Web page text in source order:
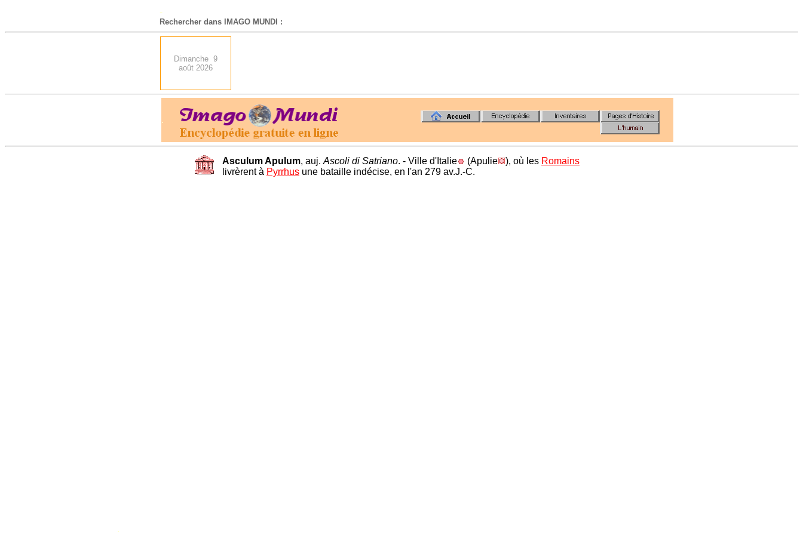
-
Rechercher dans IMAGO MUNDI :
Dimanche 9
août 2026
.
Asculum Apulum, auj. Ascoli di Satriano. - Ville d'Italie (Apulie ), où les Romains
livrèrent à Pyrrhus une bataille indécise, en l'an 279 av.J.-C.
.